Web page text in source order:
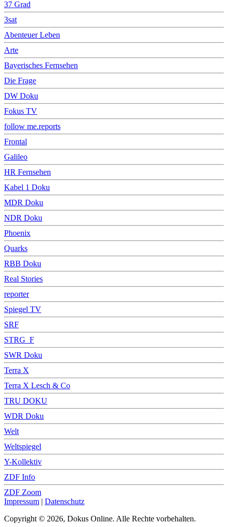
37 Grad
3sat
Abenteuer Leben
Arte
Bayerisches Fernsehen
Die Frage
DW Doku
Fokus TV
follow me.reports
Frontal
Galileo
HR Fernsehen
Kabel 1 Doku
MDR Doku
NDR Doku
Phoenix
Quarks
RBB Doku
Real Stories
reporter
Spiegel TV
SRF
STRG_F
SWR Doku
Terra X
Terra X Lesch & Co
TRU DOKU
WDR Doku
Welt
Weltspiegel
Y-Kollektiv
ZDF Info
ZDF Zoom
Impressum | Datenschutz
Copyright © 2026, Dokus Online. Alle Rechte vorbehalten.